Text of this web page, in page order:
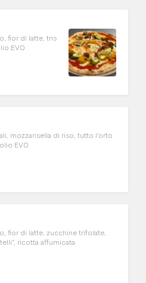
fior di latte, tris
EVO
mozzarisella di riso, tutto l'orto
EVO
fior di latte, zucchine trifolate,
ricotta affumicata